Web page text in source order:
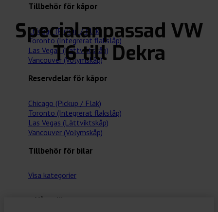
Tillbehör för kåpor
Chicago (Pickup / Flak)
Toronto (Integrerat flakslåp)
Las Vegas (Lättviktskåp)
Vancouver (Volymskåp)
Reservdelar för kåpor
Chicago (Pickup / Flak)
Toronto (Integrerat flakslåp)
Las Vegas (Lättviktskåp)
Vancouver (Volymskåp)
Tillbehör för bilar
Visa kategorier
Våra tjänster
Specialanpassad VW
T6 till Dekra